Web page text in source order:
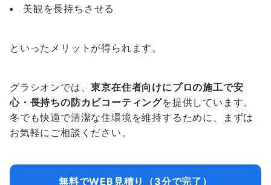
美観を長持ちさせる
といったメリットが得られます。
グラシオンでは、東京在住者向けにプロの施工で安
心・長持ちの防カビコーティングを提供しています。
冬でも快適で清潔な住環境を維持するために、まずは
お気軽にご相談ください。
無料でWEB見積り（3分で完了）